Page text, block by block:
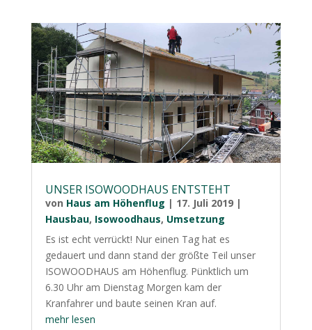
UNSER ISOWOODHAUS ENTSTEHT
von Haus am Höhenflug | 17. Juli 2019|
Hausbau, Isowoodhaus, Umsetzung
Es ist echt verrückt! Nur einen Tag hat es
gedauert und dann stand der größte Teil unser
ISOWOODHAUS am Höhenflug. Pünktlich um
6.30 Uhr am Dienstag Morgen kam der
Kranfahrer und baute seinen Kran auf.
mehr lesen